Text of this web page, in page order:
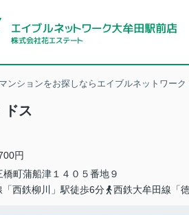
ンションをお探しならエイブルネットワー
ドス
円
橋町蒲船津 １４０５番地９
西鉄柳川」駅徒歩6分
西鉄大牟田線「